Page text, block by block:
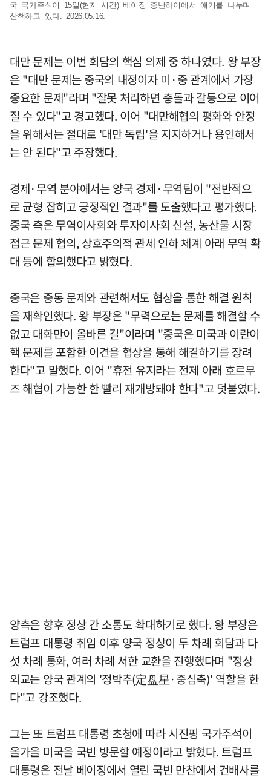
국 국가주석이 15일(현지 시간) 베이징 중난하이에서 얘기를 나누며
산책하고 있다. 2026.05.16.
대만 문제는 이번 회담의 핵심 의제 중 하나였다. 왕 부장
은 "대만 문제는 중국의 내정이자 미·중 관계에서 가장
중요한 문제"라며 "잘못 처리하면 충돌과 갈등으로 이어
질 수 있다"고 경고했다. 이어 "대만해협의 평화와 안정
을 위해서는 절대로 '대만 독립'을 지지하거나 용인해서
는 안 된다"고 주장했다.
경제·무역 분야에서는 양국 경제·무역팀이 "전반적으
로 균형 잡히고 긍정적인 결과"를 도출했다고 평가했다.
중국 측은 무역이사회와 투자이사회 신설, 농산물 시장
접근 문제 협의, 상호주의적 관세 인하 체계 아래 무역 확
대 등에 합의했다고 밝혔다.
중국은 중동 문제와 관련해서도 협상을 통한 해결 원칙
을 재확인했다. 왕 부장은 "무력으로는 문제를 해결할 수
없고 대화만이 올바른 길"이라며 "중국은 미국과 이란이
핵 문제를 포함한 이견을 협상을 통해 해결하기를 장려
한다"고 말했다. 이어 "휴전 유지라는 전제 아래 호르무
즈 해협이 가능한 한 빨리 재개방돼야 한다"고 덧붙였다.
양측은 향후 정상 간 소통도 확대하기로 했다. 왕 부장은
트럼프 대통령 취임 이후 양국 정상이 두 차례 회담과 다
섯 차례 통화, 여러 차례 서한 교환을 진행했다며 "정상
외교는 양국 관계의 '정박추(定盘星·중심축)' 역할을 한
다"고 강조했다.
그는 또 트럼프 대통령 초청에 따라 시진핑 국가주석이
올가을 미국을 국빈 방문할 예정이라고 밝혔다. 트럼프
대통령은 전날 베이징에서 열린 국빈 만찬에서 건배사를